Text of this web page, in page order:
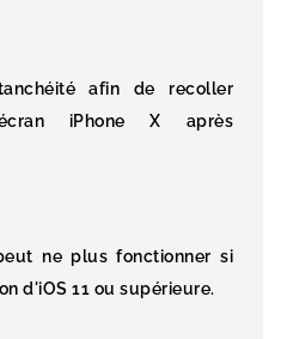
afin de recoller
iPhone X après
ne plus fonctionner si
d'iOS 11 ou supérieure.